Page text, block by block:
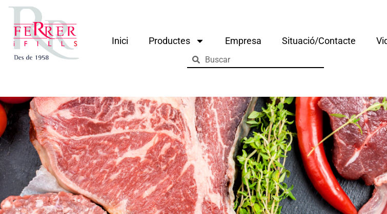
Inici Productes Empresa Situació/Contacte